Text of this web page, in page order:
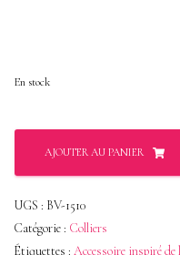
En stock
quantité
Boisé
en
AJOUTER AU PANIER
UGS : BV-1510
Catégorie : Colliers
Étiquettes : Accessoire inspiré de